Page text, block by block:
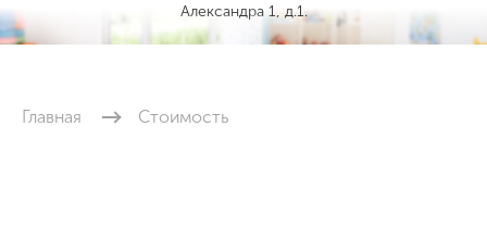
Александра 1, д.1.
Главная Стоимость